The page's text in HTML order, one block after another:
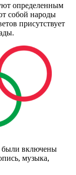
определенным
собой народы
присутствует
были включены
музыка,